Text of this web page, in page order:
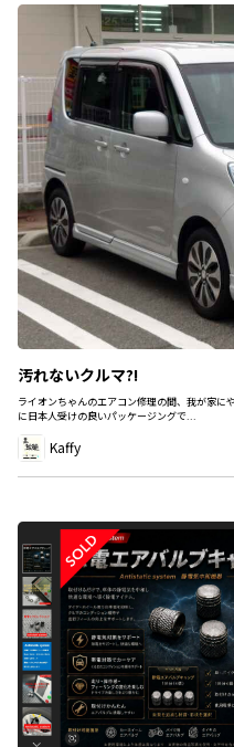
汚れないクルマ?!
ライオンちゃんのエアコン修理の間、我が家に
に日本人受けの良いパッケージングで...
Kaffy